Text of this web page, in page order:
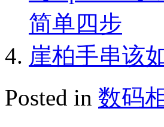
简单四步
崖柏手串该
Posted in 数码